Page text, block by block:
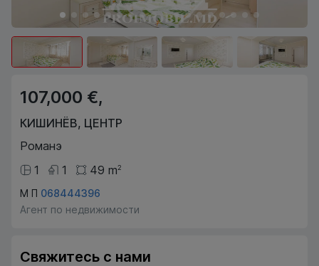
107,000 €,
КИШИНЁВ, ЦЕНТР
Романэ
1
1 49 m2
М П 068444396
Агент по недвижимости
Свяжитесь с нами